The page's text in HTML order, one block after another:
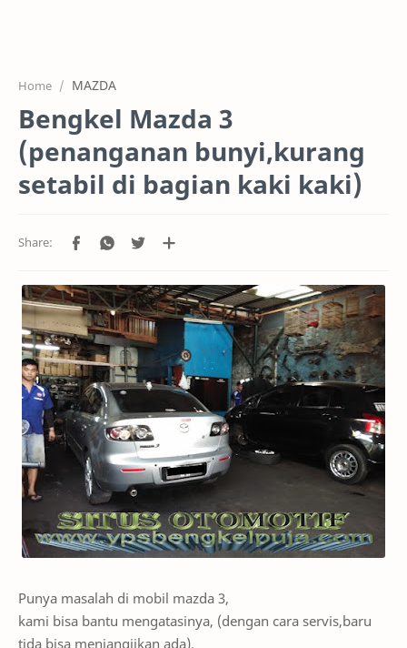
PROJEK
SYSTEM
RTL MODE
Home MAZDA
Bengkel Mazda 3
(penanganan bunyi,kurang
setabil di bagian kaki kaki)
Punya masalah di mobil mazda 3,
kami bisa bantu mengatasinya, (dengan cara servis,baru
tida bisa menjangjikan ada).